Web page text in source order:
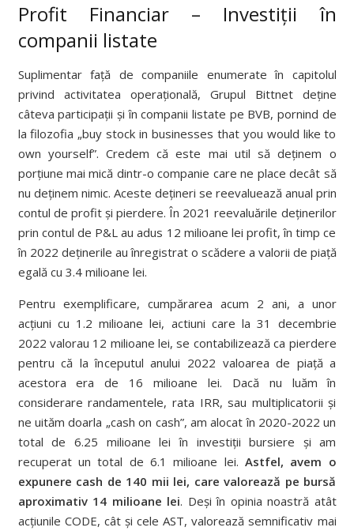
Profit Financiar – Investiții în
companii listate
Suplimentar față de companiile enumerate în capitolul
privind activitatea operațională, Grupul Bittnet deține
câteva participații și în companii listate pe BVB, pornind de
la filozofia „buy stock in businesses that you would like to
own yourself”. Credem că este mai util să deținem o
porțiune mai mică dintr-o companie care ne place decât să
nu deținem nimic. Aceste dețineri se reevaluează anual prin
contul de profit și pierdere. În 2021 reevaluările deținerilor
prin contul de P&L au adus 12 milioane lei profit, în timp ce
în 2022 deținerile au înregistrat o scădere a valorii de piață
egală cu 3.4 milioane lei.
Pentru exemplificare, cumpărarea acum 2 ani, a unor
acțiuni cu 1.2 milioane lei, actiuni care la 31 decembrie
2022 valorau 12 milioane lei, se contabilizează ca pierdere
pentru că la începutul anului 2022 valoarea de piață a
acestora era de 16 milioane lei. Dacă nu luăm în
considerare randamentele, rata IRR, sau multiplicatorii și
ne uităm doarla „cash on cash”, am alocat în 2020-2022 un
total de 6.25 milioane lei în investiții bursiere și am
recuperat un total de 6.1 milioane lei. Astfel, avem o
expunere cash de 140 mii lei, care valorează pe bursă
aproximativ 14 milioane lei. Deși în opinia noastră atât
acțiunile CODE, cât și cele AST, valorează semnificativ mai